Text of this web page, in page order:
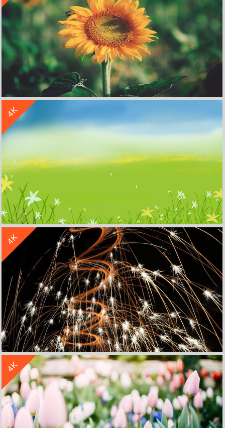
4K
原创 简约风景 小清新 蓝天 小草 花朵 4k壁纸背景
立 即 下 载
收 藏
4K
风景小清新烟花4k壁纸
立 即 下 载
收 藏
4K
立 即 下 载
收 藏